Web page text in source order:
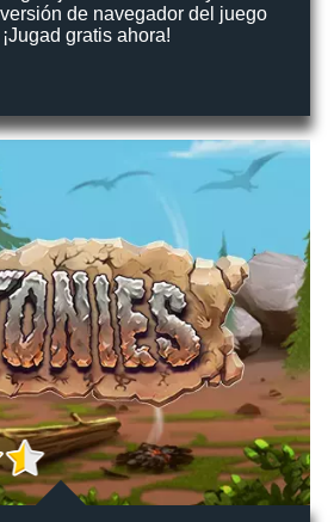
de navegador del juego
gratis ahora!